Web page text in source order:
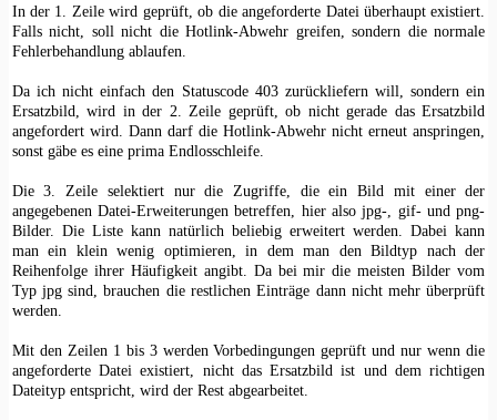
In der 1. Zeile wird geprüft, ob die angeforderte Datei überhaupt existiert.
Falls nicht, soll nicht die Hotlink-Abwehr greifen, sondern die normale
Fehlerbehandlung ablaufen.
Da ich nicht einfach den Statuscode 403 zurückliefern will, sondern ein
Ersatzbild, wird in der 2. Zeile geprüft, ob nicht gerade das Ersatzbild
angefordert wird. Dann darf die Hotlink-Abwehr nicht erneut anspringen,
sonst gäbe es eine prima Endlosschleife.
Die 3. Zeile selektiert nur die Zugriffe, die ein Bild mit einer der
angegebenen Datei-Erweiterungen betreffen, hier also jpg-, gif- und png-
Bilder. Die Liste kann natürlich beliebig erweitert werden. Dabei kann
man ein klein wenig optimieren, in dem man den Bildtyp nach der
Reihenfolge ihrer Häufigkeit angibt. Da bei mir die meisten Bilder vom
Typ jpg sind, brauchen die restlichen Einträge dann nicht mehr überprüft
werden.
Mit den Zeilen 1 bis 3 werden Vorbedingungen geprüft und nur wenn die
angeforderte Datei existiert, nicht das Ersatzbild ist und dem richtigen
Dateityp entspricht, wird der Rest abgearbeitet.